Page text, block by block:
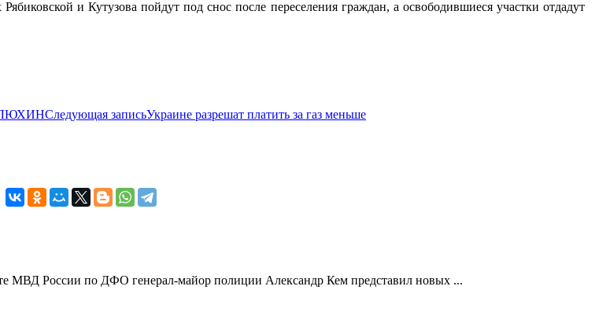
и Кутузова пойдут под снос после переселения граждан, а освободившиеся участки отдадут
ИЛЮХИНСледующая записьУкраине разрешат платить за газ меньше
МВД России по ДФО генерал-майор полиции Александр Кем представил новых ...